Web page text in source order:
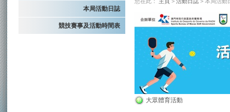
本局活動日誌
競技賽事及活動時間表
大眾體育活動